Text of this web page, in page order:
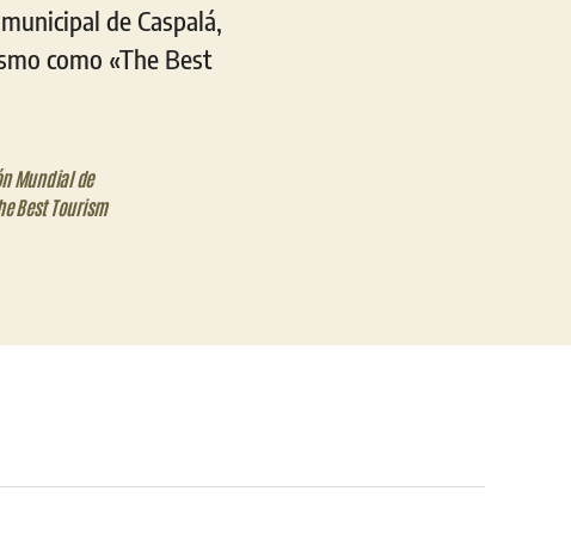
de Caspalá,
como «The Best
Mundial de
Best Tourism